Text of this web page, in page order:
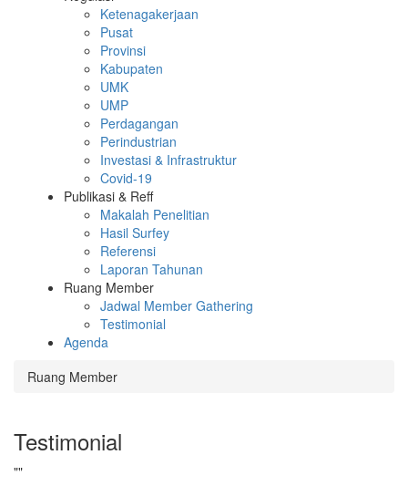
Ketenagakerjaan
Pusat
Provinsi
Kabupaten
UMK
UMP
Perdagangan
Perindustrian
Investasi & Infrastruktur
Covid-19
Publikasi & Reff
Makalah Penelitian
Hasil Surfey
Referensi
Laporan Tahunan
Ruang Member
Jadwal Member Gathering
Testimonial
Agenda
Ruang Member
Testimonial
""